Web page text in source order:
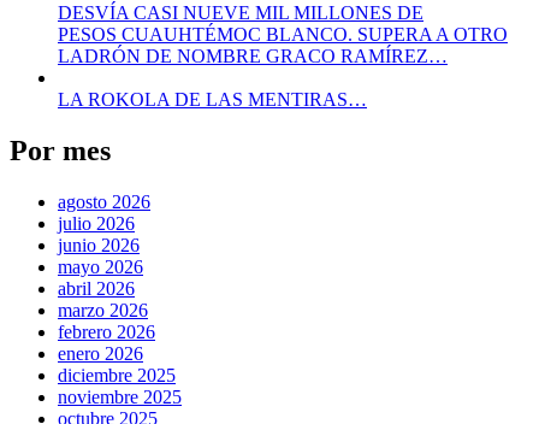
DESVÍA CASI NUEVE MIL MILLONES DE
PESOS CUAUHTÉMOC BLANCO. SUPERA A OTRO
LADRÓN DE NOMBRE GRACO RAMÍREZ…
LA ROKOLA DE LAS MENTIRAS…
Por mes
agosto 2026
julio 2026
junio 2026
mayo 2026
abril 2026
marzo 2026
febrero 2026
enero 2026
diciembre 2025
noviembre 2025
octubre 2025